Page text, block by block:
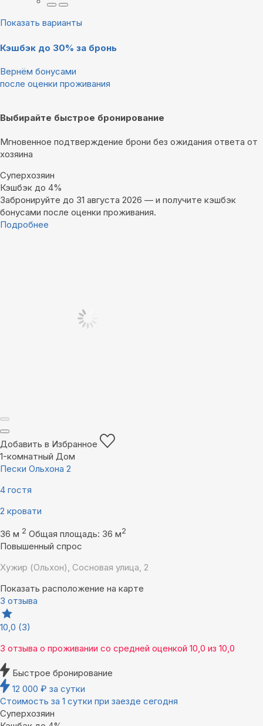
Показать варианты
Кэшбэк до 30% за бронь
Вернём бонусами
после оценки проживания
Выбирайте быстрое бронирование
Мгновенное подтверждение брони без ожидания ответа от
хозяина
Суперхозяин
Кэшбэк до 4%
Забронируйте до 31 августа 2026 — и получите кэшбэк
бонусами после оценки проживания.
Подробнее
Добавить в Избранное
1-комнатный Дом
Пески Ольхона 2
4 гостя
2 кровати
36 м 2 Общая площадь: 36 м2
Повышенный спрос
Хужир (Ольхон), Сосновая улица, 2
Показать расположение на карте
3 отзыва
10,0 (3)
3 отзыва о проживании со средней оценкой 10,0 из 10,0
Быстрое бронирование
12 000 ₽ за сутки
Стоимость за 1 сутки при заезде сегодня
Суперхозяин